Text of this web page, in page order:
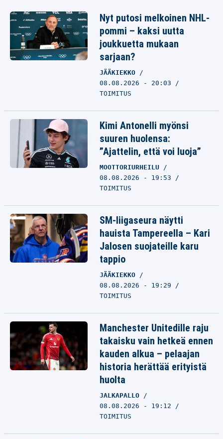
Nyt putosi melkoinen NHL-
pommi – kaksi uutta
joukkuetta mukaan
sarjaan?
JÄÄKIEKKO
08.08.2026 - 20:03
TOIMITUS
Kimi Antonelli myönsi
suuren huolensa:
”Ajattelin, että voi luoja”
MOOTTORIURHEILU
08.08.2026 - 19:53
TOIMITUS
SM-liigaseura näytti
hauista Tampereella – Kari
Jalosen suojateille karu
tappio
JÄÄKIEKKO
08.08.2026 - 19:29
TOIMITUS
Manchester Unitedille raju
takaisku vain hetkeä ennen
kauden alkua – pelaajan
historia herättää erityistä
huolta
JALKAPALLO
08.08.2026 - 19:12
TOIMITUS